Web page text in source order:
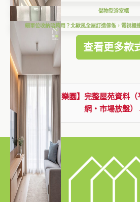
儲物型浴室櫃
細單位收納唔夠用？北歐風全屋訂造傢俬，電視櫃
查看更多款
查看【康樂園】完整屋苑資料
網・市場放盤